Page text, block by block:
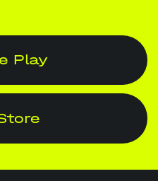
Play